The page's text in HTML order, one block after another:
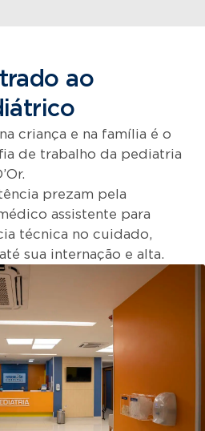
ao
criança e na família é o
de trabalho da pediatria
prezam pela
assistente para
técnica no cuidado,
sua internação e alta.